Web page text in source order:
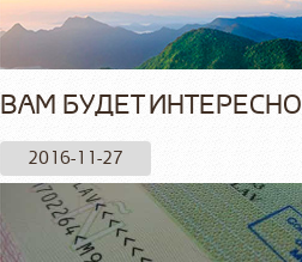
ВАМ БУДЕТ ИНТЕРЕСНО
2016-11-27